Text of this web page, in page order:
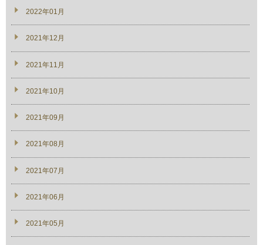
2022年01月
2021年12月
2021年11月
2021年10月
2021年09月
2021年08月
2021年07月
2021年06月
2021年05月